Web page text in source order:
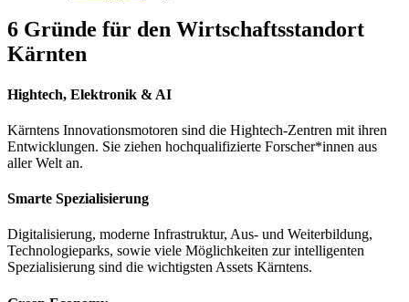
6 Gründe für den Wirtschaftsstandort
Kärnten
Hightech, Elektronik & AI
Kärntens Innovationsmotoren sind die Hightech-Zentren mit ihren
Entwicklungen. Sie ziehen hochqualifizierte Forscher*innen aus
aller Welt an.
Smarte Spezialisierung
Digitalisierung, moderne Infrastruktur, Aus- und Weiterbildung,
Technologieparks, sowie viele Möglichkeiten zur intelligenten
Spezialisierung sind die wichtigsten Assets Kärntens.